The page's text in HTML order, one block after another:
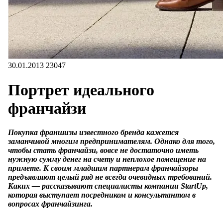
30.01.2013 23047
Портрет идеального
франчайзи
Покупка франшизы известного бренда кажется
заманчивой многим предпринимателям. Однако для того,
чтобы стать франчайзи, вовсе не достаточно иметь
нужную сумму денег на счету и неплохое помещение на
примете. К своим младшим партнерам франчайзоры
предъявляют целый ряд не всегда очевидных требований.
Каких — рассказывают специалисты компании StartUp,
которая выступает посредником и консультантом в
вопросах франчайзинга.